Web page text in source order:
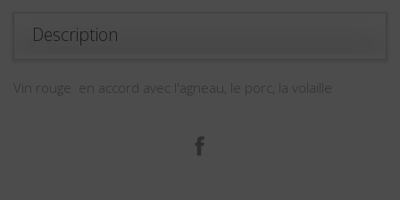
Description
Vin rouge en accord avec l'agneau, le porc, la volaille